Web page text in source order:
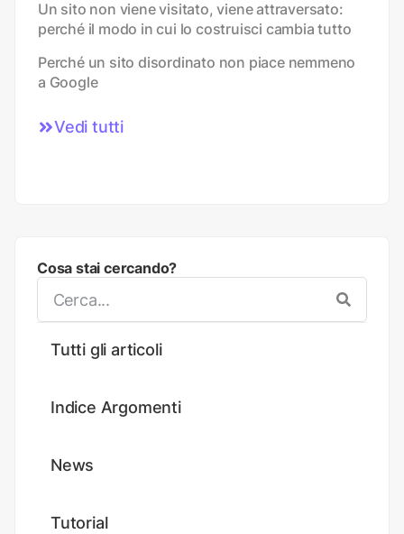
Un sito non viene visitato, viene attraversato:
perché il modo in cui lo costruisci cambia tutto
Perché un sito disordinato non piace nemmeno
a Google
Vedi tutti
Cosa stai cercando?
Tutti gli articoli
Indice Argomenti
News
Tutorial